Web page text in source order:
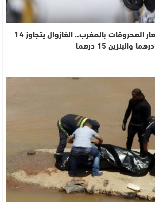
ارتفاع جديد في أسعار المحروقات بالمغرب.. الغازوال يتجاوز 14
درهما والبنزين 15 درهما